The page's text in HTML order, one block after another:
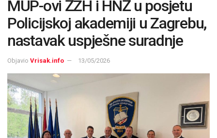
MUP-ovi ŽZH i HNŽ u posjetu
Policijskoj akademiji u Zagrebu,
nastavak uspješne suradnje
Objavio Vrisak.info 13/05/2026